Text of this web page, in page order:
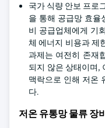
국가 식량 안보 프로
을 통해 공급망 효율
비 공급업체에게 기
체 에너지 비용과 제
과제는 여전히 존재
되지 않은 상태이며,
맥락으로 인해 저온
다.
저온 유통망 물류 장